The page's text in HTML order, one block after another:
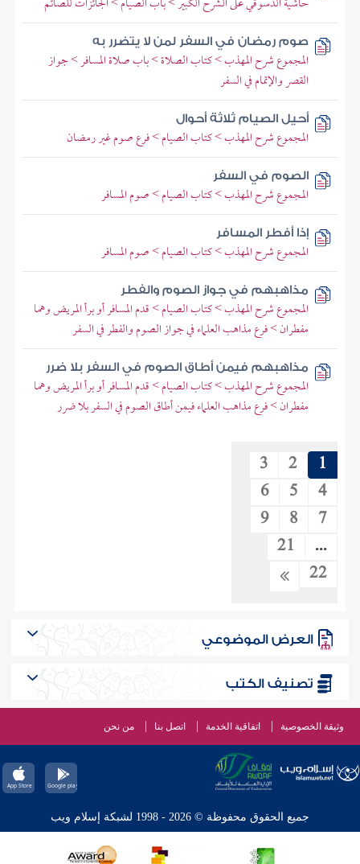
صوم رمضان في السفر لمن لا يتضرر به
المجموع شرح المهذب > كتاب الصلاة > باب صلاة المسافر > جواز
القصر والإتمام في السفر
أحيل الصيام ثلاثة أحوال
المجموع شرح المهذب > كتاب الصيام > فرع صوم غير رمضان
الصوم في السفر
المجموع شرح المهذب > كتاب الصيام > صوم المسافر
إذا أفطر المسافر
المجموع شرح المهذب > كتاب الصيام > صوم المسافر
مذاهبهم في جواز الصوم والفطر
المجموع شرح المهذب > كتاب الصيام > قدم المسافر أو برأ المريض وهما
مفطران > فرع مذاهب العلماء في جواز الصوم والفطر في السفر
مذاهبهم فيمن أطاق الصوم في السفر بلا ضرر
المجموع شرح المهذب > كتاب الصيام > قدم المسافر أو برأ المريض وهما
مفطران > فرع مذاهب العلماء فيمن أطاق الصوم في السفر بلا ضرر
1
2
3
4
5
6
7
8
9
...
21
22
العرض الموضوعي
تصنيف الكتب
وثيقة الخصوصية اتفاقية الخدمة اتصل بنا من نحن
جميع الحقوق محفوظة © 2026 - 1998 لشبكة إسلام ويب